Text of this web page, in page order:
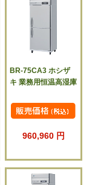
BR-75CA3 ホシザ
キ 業務用恒温高湿庫
960,960 円